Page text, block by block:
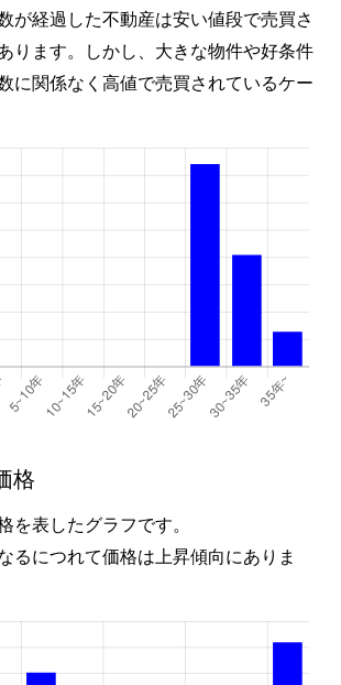
が経過した不動産は安い値段で売買さ
ります。しかし、大きな物件や好条件
に関係なく高値で売買されているケー
格
を表したグラフです。
るにつれて価格は上昇傾向にありま